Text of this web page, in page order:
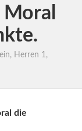
, Herren 1,
die